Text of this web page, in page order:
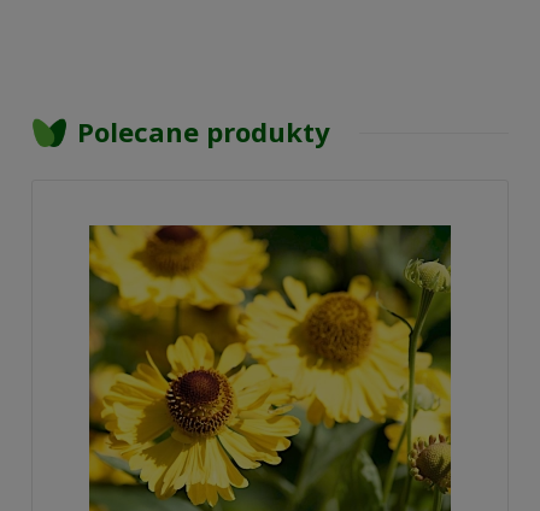
Polecane produkty